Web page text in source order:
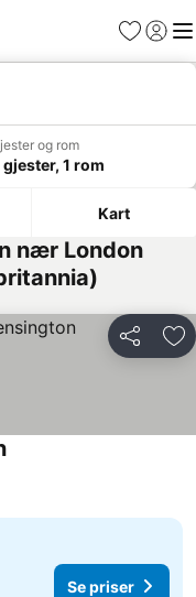
Favoritter
Logg
og rom
gjester, 1 rom
Kart
nær London
Del
Se priser